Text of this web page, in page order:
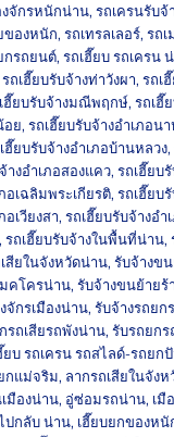
งจักรหนักน่าน,รถเครนรับ
ของหนัก,รถเทรลเลอร์,รถ
กรถยนต์,รถเฮี๊ยบ รถเครน
รถเฮี๊ยบรับจ้างท่าวังผา,รถเ
ฮี๊ยบรับจ้างมณีพฤกษ์,รถเฮี๊
อย,รถเฮี๊ยบรับจ้างอำเภอน
ฮี๊ยบรับจ้างอำเภอบ้านหลวง,
างอำเภอสองแคว,รถเฮี๊ยบ
อเฉลิมพระเกียรติ,รถเฮี๊ยบ
อเวียงสา,รถเฮี๊ยบรับจ้างอำ
,รถเฮี๊ยบรับจ้างในพื้นที่น่าน,
สียในจังหวัดน่าน,รับจ้างข
คโครน่าน,รับจ้างขนย้าย
จักรเมืองน่าน,รับจ้างรถยก
รถเสียรถพังน่าน,รับรถยก
ยบ รถเครน รถสไลด์-รถยก
กแม่จริม, ลากรถเสียในจัง
มืองน่าน, อู่ซ่อมรถน่าน, เมื
ปกลับ น่าน, เฮี๊ยบยกของห